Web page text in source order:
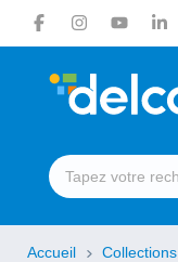
Accueil Collections